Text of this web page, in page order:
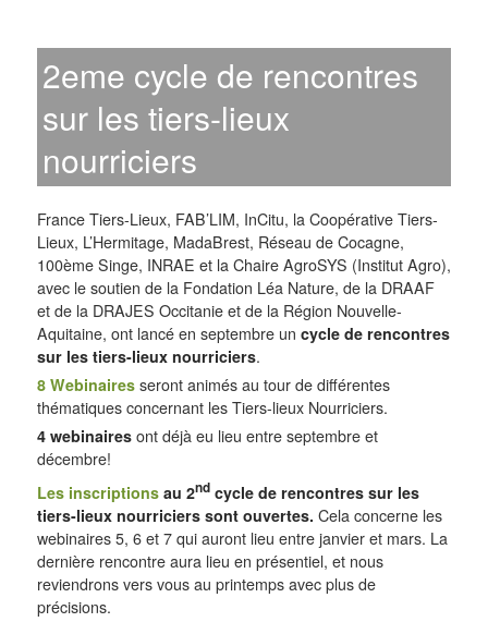
2eme cycle de rencontres
sur les tiers-lieux
nourriciers
France Tiers-Lieux, FAB’LIM, InCitu, la Coopérative Tiers-
Lieux, L’Hermitage, MadaBrest, Réseau de Cocagne,
100ème Singe, INRAE et la Chaire AgroSYS (Institut Agro),
avec le soutien de la Fondation Léa Nature, de la DRAAF
et de la DRAJES Occitanie et de la Région Nouvelle-
Aquitaine, ont lancé en septembre un cycle de rencontres
sur les tiers-lieux nourriciers.
8 Webinaires seront animés au tour de différentes
thématiques concernant les Tiers-lieux Nourriciers.
4 webinairesont déjà eu lieu entre septembre et
décembre!
Les inscriptionsau 2ndcycle de rencontres sur les
tiers-lieux nourriciers sont ouvertes. Cela concerne les
webinaires 5, 6 et 7 qui auront lieu entre janvier et mars. La
dernière rencontre aura lieu en présentiel, et nous
reviendrons vers vous au printemps avec plus de
précisions.